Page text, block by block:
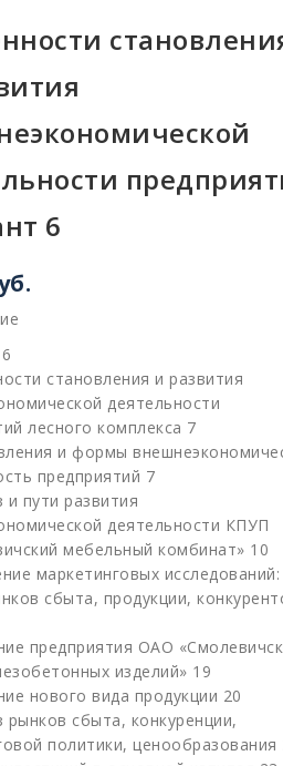
6
становления и развития
деятельности
лесного комплекса 7
и формы
предприятий 7
и пути развития
деятельности КПУП
мебельный комбинат» 10
маркетинговых исследований:
сбыта, продукции,
предприятия ОАО
изделий» 19
нового вида продукции 20
рынков сбыта, конкуренции,
политики, ценообразования